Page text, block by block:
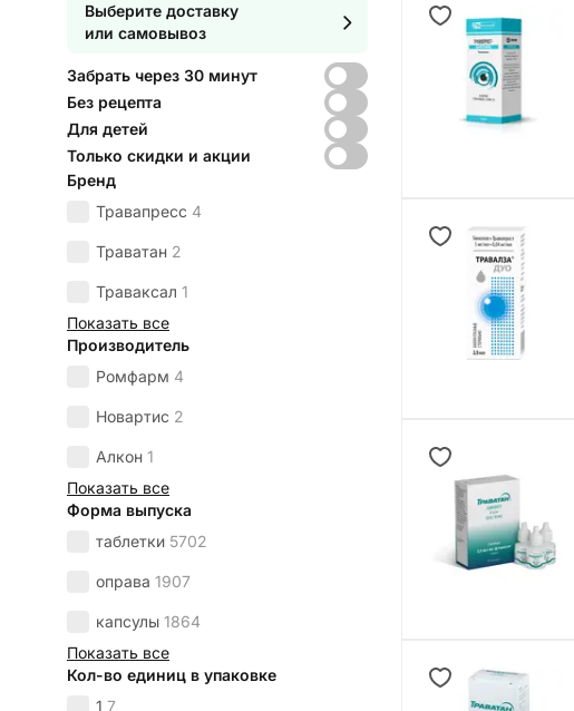
Выберите доставку
или самовывоз
Забрать через 30 минут
Без рецепта
Для детей
Только скидки и акции
Бренд
Травапресс 4
Траватан 2
Траваксал 1
Показать все
Производитель
Ромфарм 4
Новартис 2
Алкон 1
Показать все
Форма выпуска
таблетки 5702
оправа 1907
капсулы 1864
Показать все
Кол-во единиц в упаковке
1 7